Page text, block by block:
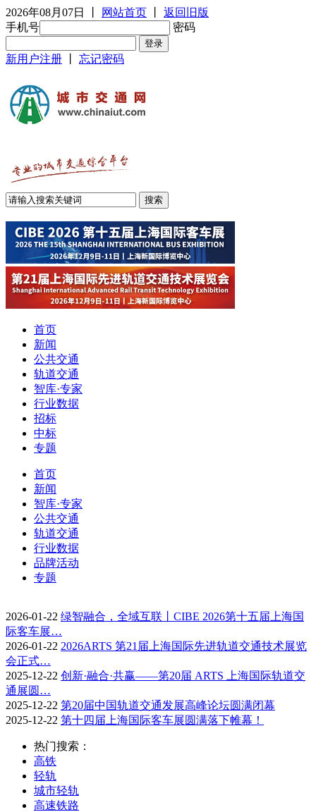
2026年08月07日 网站首页
返回旧版
手机号
密码
新用户注册 忘记密码
首页
新闻
公共交通
轨道交通
智库·专家
行业数据
招标
中标
专题
首页
新闻
智库·专家
公共交通
轨道交通
行业数据
品牌活动
专题
2026-01-22 绿智融合，全域互联丨CIBE 2026第十五届上海国
际客车展…
2026-01-22 2026ARTS 第21届上海国际先进轨道交通技术展览
会正式…
2025-12-22 创新·融合·共赢——第20届 ARTS 上海国际轨道交
通展圆…
2025-12-22 第20届中国轨道交通发展高峰论坛圆满闭幕
2025-12-22 第十四届上海国际客车展圆满落下帷幕！
热门搜索：
高铁
轻轨
城市轻轨
高速铁路